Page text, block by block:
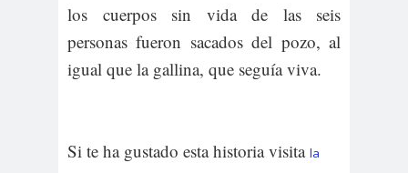
los cuerpos sin vida de las seis
personas fueron sacados del pozo, al
igual que la gallina, que seguía viva.
Si te ha gustado esta historia visita la